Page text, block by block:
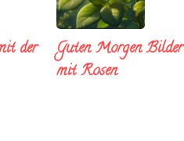
der
Guten Morgen Bilder
mit Rosen